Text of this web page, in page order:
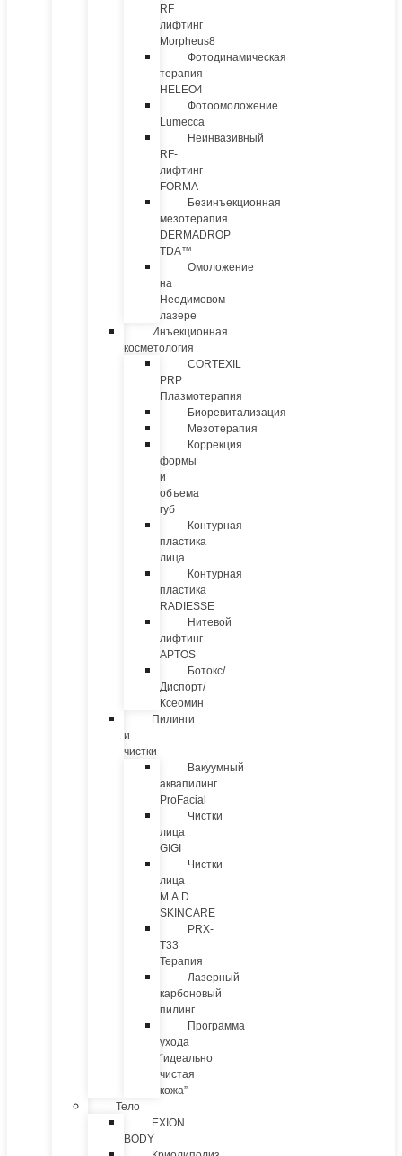
RF
лифтинг
Morpheus8
Фотодинамическая
терапия
HELEO4
Фотоомоложение
Lumecca
Неинвазивный
RF-
лифтинг
FORMA
Безинъекционная
мезотерапия
DERMADROP
TDA™
Омоложение
на
Неодимовом
лазере
Инъекционная
косметология
CORTEXIL
PRP
Плазмотерапия
Биоревитализация
Мезотерапия
Коррекция
формы
и
объема
губ
Контурная
пластика
лица
Контурная
пластика
RADIESSE
Нитевой
лифтинг
APTOS
Ботокс/
Диспорт/
Ксеомин
Пилинги
и
чистки
Вакуумный
аквапилинг
ProFacial
Чистки
лица
GIGI
Чистки
лица
M.A.D
SKINCARE
PRX-
T33
Терапия
Лазерный
карбоновый
пилинг
Программа
ухода
“идеально
чистая
кожа”
Тело
EXION
BODY